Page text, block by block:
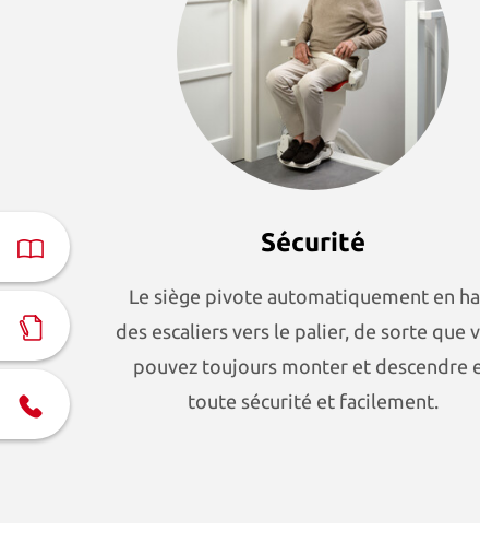
Sécurité
Le siège pivote automatiquement en
des escaliers vers le palier, de sorte que
pouvez toujours monter et descendre
toute sécurité et facilement.